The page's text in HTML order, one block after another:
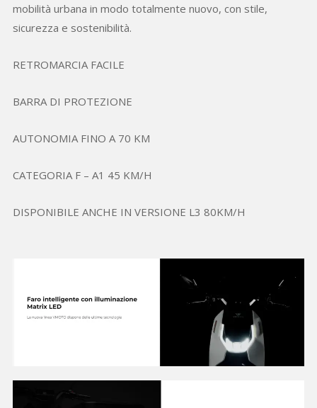
mobilità urbana in modo totalmente nuovo, con stile,
sicurezza e sostenibilità.
RETROMARCIA FACILE
BARRA DI PROTEZIONE
AUTONOMIA FINO A 70 KM
CATEGORIA F – A1 45 KM/H
DISPONIBILE ANCHE IN VERSIONE L3 80KM/H